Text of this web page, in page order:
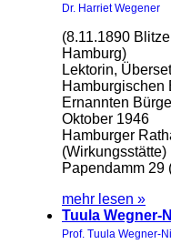
Dr. Harriet Wegener
(8.11.1890
Hamburg)
Lektorin,
Hamburgischen
Ernannten
Oktober 1946
Hamburger
(Wirkungsstätte)
Papendamm 29
mehr lesen »
Tuula Wegner-
Prof. Tuula Wegner-